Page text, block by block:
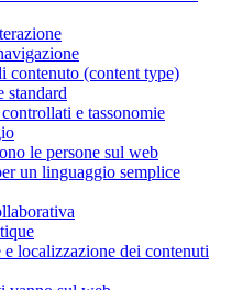
contenuto (content type)
standard
e tassonomie
le persone sul web
un linguaggio semplice
localizzazione dei contenuti